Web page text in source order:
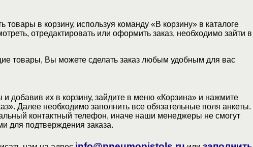
товары в корзину, используя команду «В корзину» в каталоге
отредактировать или оформить заказ, необходимо зайти в
товары, Вы можете сделать заказ любым удобным для вас
добавив их в корзину, зайдите в меню «Корзина» и нажмите
Далее необходимо заполнить все обязательные поля анкеты.
контактный телефон, иначе наши менеджеры не смогут
для подтверждения заказа.